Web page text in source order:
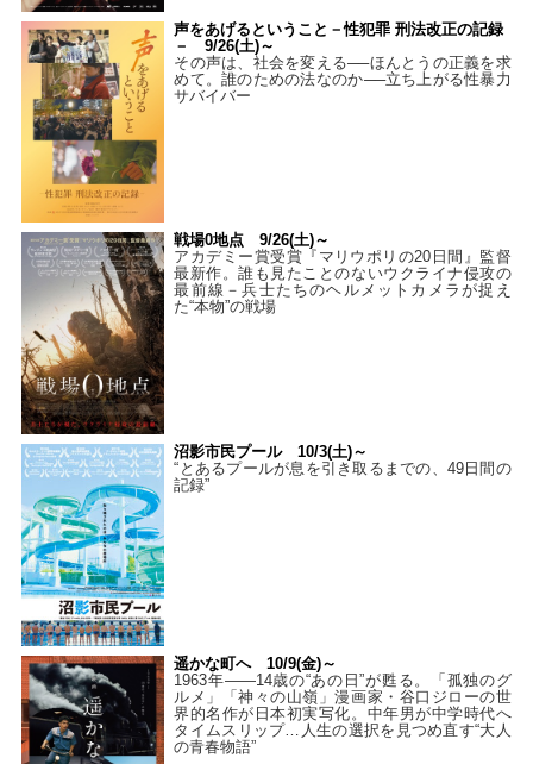
声をあげるということ－性犯罪 刑法改正の記録
－ 9/26(土)～
その声は、社会を変える──ほんとうの正義を求
めて。誰のための法なのか──立ち上がる性暴力
サバイバー
戦場0地点 9/26(土)～
アカデミー賞受賞『マリウポリの20日間』監督
最新作。誰も見たことのないウクライナ侵攻の
最前線－兵士たちのヘルメットカメラが捉え
た“本物”の戦場
沼影市民プール 10/3(土)～
“とあるプールが息を引き取るまでの、49日間の
記録”
遥かな町へ 10/9(金)～
1963年――14歳の“あの日”が甦る。「孤独のグ
ルメ」「神々の山嶺」漫画家・谷口ジローの世
界的名作が日本初実写化。中年男が中学時代へ
タイムスリップ…人生の選択を見つめ直す“大人
の青春物語”